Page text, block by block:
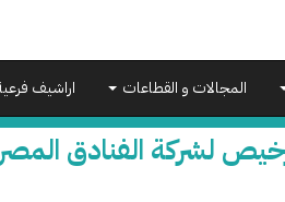
المجالات و القطاعات اراشيف
لشركة الفنادق